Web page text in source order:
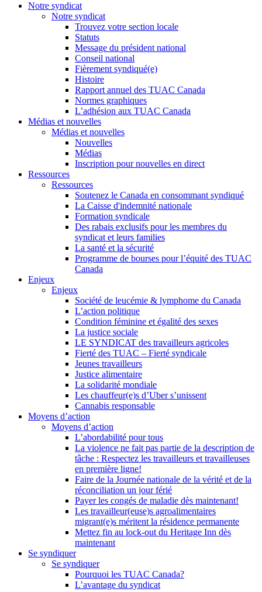
Notre syndicat
Notre syndicat
Trouvez votre section locale
Statuts
Message du président national
Conseil national
Fièrement syndiqué(e)
Histoire
Rapport annuel des TUAC Canada
Normes graphiques
L’adhésion aux TUAC Canada
Médias et nouvelles
Médias et nouvelles
Nouvelles
Médias
Inscription pour nouvelles en direct
Ressources
Ressources
Soutenez le Canada en consommant syndiqué
La Caisse d'indemnité nationale
Formation syndicale
Des rabais exclusifs pour les membres du
syndicat et leurs families
La santé et la sécurité
Programme de bourses pour l’équité des TUAC
Canada
Enjeux
Enjeux
Société de leucémie & lymphome du Canada
L’action politique
Condition féminine et égalité des sexes
La justice sociale
LE SYNDICAT des travailleurs agricoles
Fierté des TUAC – Fierté syndicale
Jeunes travailleurs
Justice alimentaire
La solidarité mondiale
Les chauffeur(e)s d’Uber s’unissent
Cannabis responsable
Moyens d’action
Moyens d’action
L’abordabilité pour tous
La violence ne fait pas partie de la description de
tâche : Respectez les travailleurs et travailleuses
en première ligne!
Faire de la Journée nationale de la vérité et de la
réconciliation un jour férié
Payer les congés de maladie dès maintenant!
Les travailleur(euse)s agroalimentaires
migrant(e)s méritent la résidence permanente
Mettez fin au lock-out du Heritage Inn dès
maintenant
Se syndiquer
Se syndiquer
Pourquoi les TUAC Canada?
L’avantage du syndicat